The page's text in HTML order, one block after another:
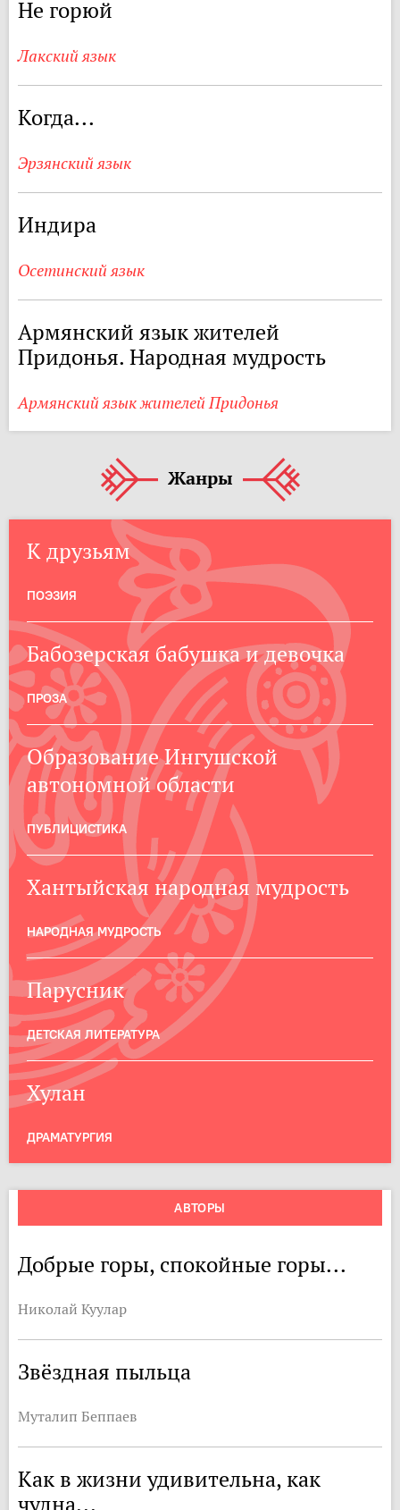
Не горюй
Лакский язык
Когда...
Эрзянский язык
Индира
Осетинский язык
Армянский язык жителей
Придонья. Народная мудрость
Армянский язык жителей Придонья
Жанры
К друзьям
ПОЭЗИЯ
Бабозерская бабушка и девочка
ПРОЗА
Образование Ингушской
автономной области
ПУБЛИЦИСТИКА
Хантыйская народная мудрость
НАРОДНАЯ МУДРОСТЬ
Парусник
ДЕТСКАЯ ЛИТЕРАТУРА
Хулан
ДРАМАТУРГИЯ
АВТОРЫ
Добрые горы, спокойные горы...
Николай Куулар
Звёздная пыльца
Муталип Беппаев
Как в жизни удивительна, как
чудна...